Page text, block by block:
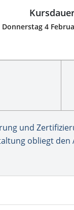
Donnerstag 4
und
obliegt